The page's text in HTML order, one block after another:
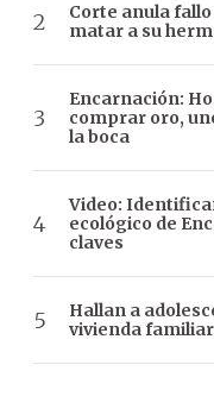
Corte anula
matar a su
Encarnación:
comprar oro,
la boca
Video:
ecológico de
claves
Hallan a
vivienda